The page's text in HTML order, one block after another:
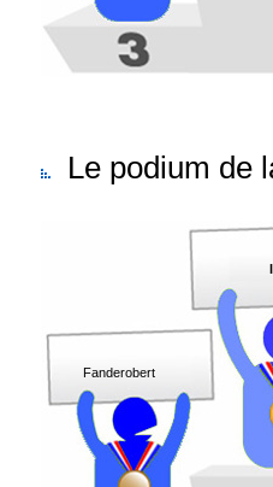
Le podium de
Fanderobert